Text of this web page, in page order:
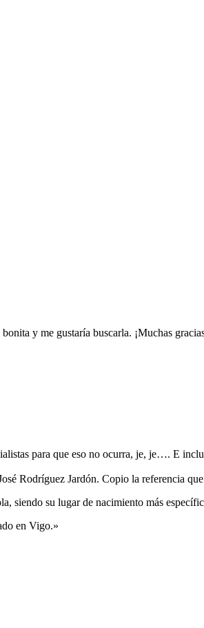
y me gustaría buscarla. ¡Muchas
para que eso no ocurra, je, je…. E
Rodríguez Jardón. Copio la referencia
siendo su lugar de nacimiento más
en Vigo.»